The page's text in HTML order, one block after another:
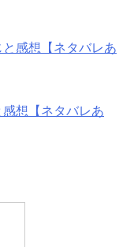
感想【ネタバレあ
想【ネタバレあ